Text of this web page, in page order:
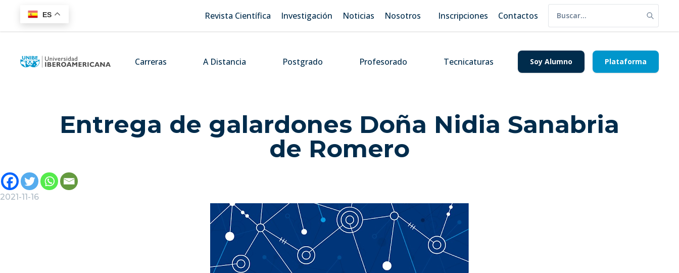
ES Revista Científica Investigación Noticias Nosotros Inscripciones Contactos
Carreras A Distancia Postgrado Profesorado Tecnicaturas Soy Alumno Plataforma
Entrega de galardones Doña Nidia Sanabria
de Romero
2021-11-16